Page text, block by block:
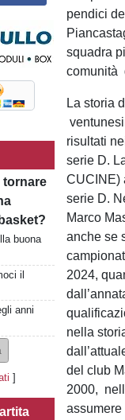
tornare
buona
il
anni
]
pendici
squadra
comunità
La storia
risultati
serie D.
CUCINE)
serie D.
Marco
anche se
2024,
nella
del club
2000,